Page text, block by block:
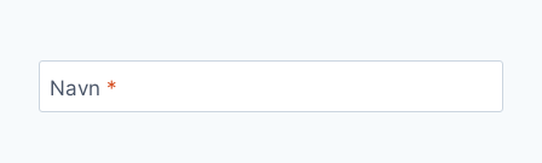
Navn *